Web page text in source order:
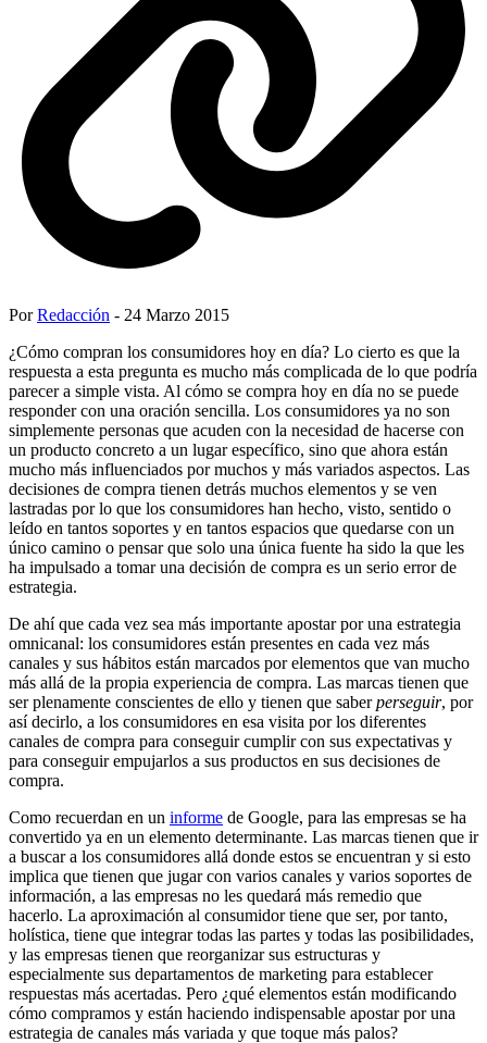
PorRedacción - 24 Marzo 2015
¿Cómo compran los consumidores hoy en día? Lo cierto es que la
respuesta a esta pregunta es mucho más complicada de lo que podría
parecer a simple vista. Al cómo se compra hoy en día no se puede
responder con una oración sencilla. Los consumidores ya no son
simplemente personas que acuden con la necesidad de hacerse con
un producto concreto a un lugar específico, sino que ahora están
mucho más influenciados por muchos y más variados aspectos. Las
decisiones de compra tienen detrás muchos elementos y se ven
lastradas por lo que los consumidores han hecho, visto, sentido o
leído en tantos soportes y en tantos espacios que quedarse con un
único camino o pensar que solo una única fuente ha sido la que les
ha impulsado a tomar una decisión de compra es un serio error de
estrategia.
De ahí que cada vez sea más importante apostar por una estrategia
omnicanal: los consumidores están presentes en cada vez más
canales y sus hábitos están marcados por elementos que van mucho
más allá de la propia experiencia de compra. Las marcas tienen que
ser plenamente conscientes de ello y tienen que saberperseguir, por
así decirlo, a los consumidores en esa visita por los diferentes
canales de compra para conseguir cumplir con sus expectativas y
para conseguir empujarlos a sus productos en sus decisiones de
compra.
Como recuerdan en un informe de Google, para las empresas se ha
convertido ya en un elemento determinante. Las marcas tienen que ir
a buscar a los consumidores allá donde estos se encuentran y si esto
implica que tienen que jugar con varios canales y varios soportes de
información, a las empresas no les quedará más remedio que
hacerlo. La aproximación al consumidor tiene que ser, por tanto,
holística, tiene que integrar todas las partes y todas las posibilidades,
y las empresas tienen que reorganizar sus estructuras y
especialmente sus departamentos de marketing para establecer
respuestas más acertadas. Pero ¿qué elementos están modificando
cómo compramos y están haciendo indispensable apostar por una
estrategia de canales más variada y que toque más palos?